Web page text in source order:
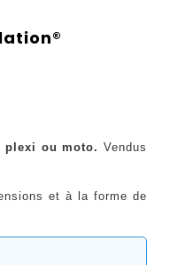
ou moto. Vendus
et à la forme de